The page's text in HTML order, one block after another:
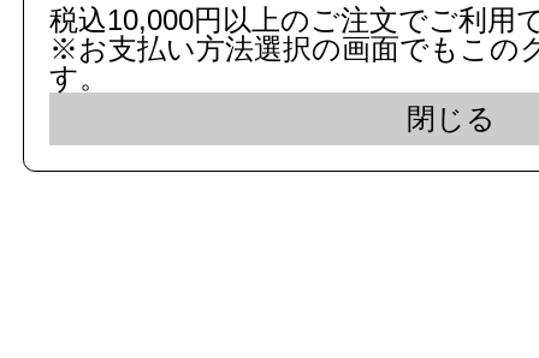
表示モード： モバ
税込10,000円以上のご注文でご利用
※お支払い方法選択の画面でもこの
す。
閉じる